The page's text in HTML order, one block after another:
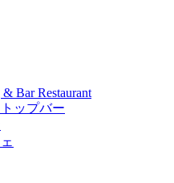
Bar Restaurant
ップバー